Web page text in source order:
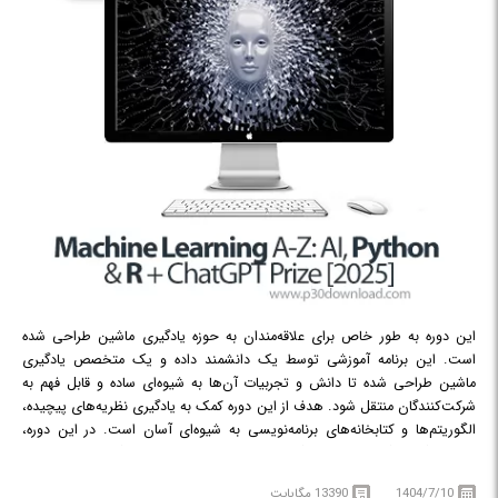
GitHub Actions و GitHub CICD هستیم.
در دوره آموزشی Claude Code MasterClass : Generative AI-Assisted
Development با نحوهٔ توسعهٔ نرم‌افزار به کمک زیرعامل‌های هوش مصنوعی مولد
آشنا خواهید شد.
این دوره به طور خاص برای علاقه‌مندان به حوزه یادگیری ماشین طراحی شده
است. این برنامه آموزشی توسط یک دانشمند داده و یک متخصص یادگیری
ماشین طراحی شده تا دانش و تجربیات آن‌ها به شیوه‌ای ساده و قابل فهم به
شرکت‌کنندگان منتقل شود. هدف از این دوره کمک به یادگیری نظریه‌های پیچیده،
الگوریتم‌ها و کتابخانه‌های برنامه‌نویسی به شیوه‌ای آسان است. در این دوره،